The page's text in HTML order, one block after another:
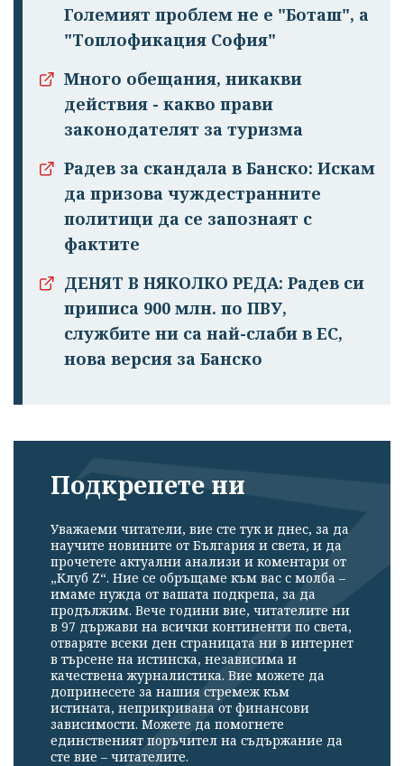
Големият проблем не е "Боташ", а
"Топлофикация София"
Много обещания, никакви
действия - какво прави
законодателят за туризма
Радев за скандала в Банско: Искам
да призова чуждестранните
политици да се запознаят с
фактите
ДЕНЯТ В НЯКОЛКО РЕДА: Радев си
приписа 900 млн. по ПВУ,
службите ни са най-слаби в ЕС,
нова версия за Банско
Подкрепете ни
Уважаеми читатели, вие сте тук и днес, за да
научите новините от България и света, и да
прочетете актуални анализи и коментари от
„Клуб Z“. Ние се обръщаме към вас с молба –
имаме нужда от вашата подкрепа, за да
продължим. Вече години вие, читателите ни
в 97 държави на всички континенти по света,
отваряте всеки ден страницата ни в интернет
в търсене на истинска, независима и
качествена журналистика. Вие можете да
допринесете за нашия стремеж към
истината, неприкривана от финансови
зависимости. Можете да помогнете
единственият поръчител на съдържание да
сте вие – читателите.